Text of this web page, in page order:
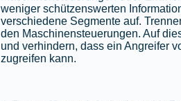
weniger schützenswerten
verschiedene Segmente auf.
den Maschinensteuerungen. Auf
und verhindern, dass ein Angreifer
zugreifen kann.